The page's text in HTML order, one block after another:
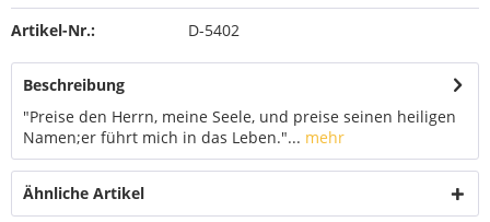
Artikel-Nr.: D-5402
Beschreibung
"Preise den Herrn, meine Seele, und preise seinen heiligen
Namen;er führt mich in das Leben."... mehr
Ähnliche Artikel